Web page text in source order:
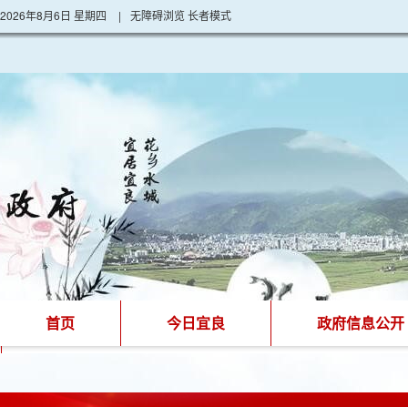
2026年8月6日 星期四 | 无障碍浏览长者模式
首页 今日宜良 政府信息公开